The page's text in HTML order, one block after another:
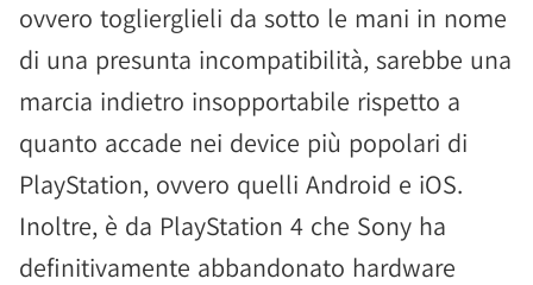
ovvero toglierglieli da sotto le mani in nome
di una presunta incompatibilità, sarebbe una
marcia indietro insopportabile rispetto a
quanto accade nei device più popolari di
PlayStation, ovvero quelli Android e iOS.
Inoltre, è da PlayStation 4 che Sony ha
definitivamente abbandonato hardware